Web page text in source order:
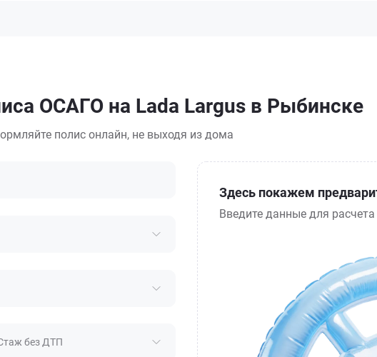
ОСАГО на Lada Largus в Рыбинске
полис онлайн, не выходя из дома
без ДТП
Здесь покажем
Введите данные для расчета